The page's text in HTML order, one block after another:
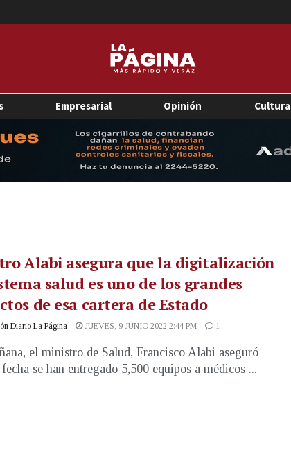
Empresarial Opinión Cultura
Alabi asegura que la digitalización
salud es uno de los grandes
de esa cartera de Estado
Diario La Página JUEVES, 9 JUNIO 2022 2:44 PM 1
el ministro de Salud, Francisco Alabi aseguró
se han entregado 5,500 equipos a médicos ...